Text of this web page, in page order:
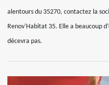
alentours du 35270, contactez la
Renov'Habitat 35. Elle a beaucoup
décevra pas.